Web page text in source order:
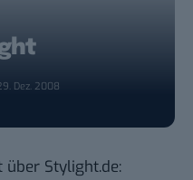
Dez. 2008
über Stylight.de: